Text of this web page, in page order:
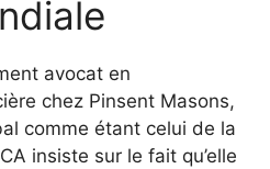
avocat en
chez Pinsent Masons,
comme étant celui de la
insiste sur le fait qu’elle